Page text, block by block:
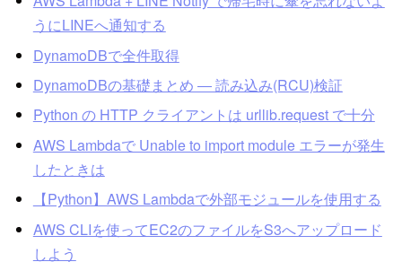
うにLINEへ通知する
DynamoDBで全件取得
DynamoDBの基礎まとめ ― 読み込み(RCU)検証
Python の HTTP クライアントは urllib.request で十分
AWS Lambdaで Unable to import module エラーが発生
したときは
【Python】AWS Lambdaで外部モジュールを使用する
AWS CLIを使ってEC2のファイルをS3へアップロード
しよう